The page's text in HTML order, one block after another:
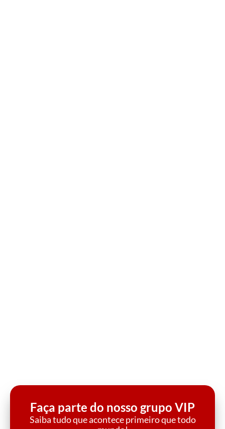
Faça parte do nosso grupo VIP
Saiba tudo que acontece primeiro que todo